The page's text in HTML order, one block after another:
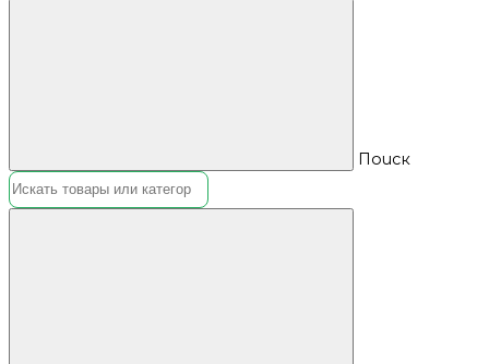
Поиск